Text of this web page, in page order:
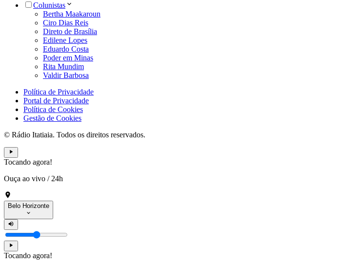
Colunistas
Bertha Maakaroun
Ciro Dias Reis
Direto de Brasília
Edilene Lopes
Eduardo Costa
Poder em Minas
Rita Mundim
Valdir Barbosa
Política de Privacidade
Portal de Privacidade
Política de Cookies
Gestão de Cookies
© Rádio Itatiaia. Todos os direitos reservados.
Tocando agora!
Ouça ao vivo / 24h
Belo Horizonte
Tocando agora!